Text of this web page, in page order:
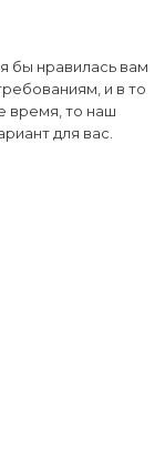
бы нравилась вам
и в то
время, то наш
для вас.